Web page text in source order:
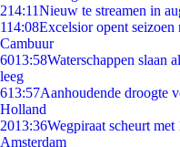
214:11Nieuw te streamen in
114:08Excelsior opent
Cambuur
6013:58Waterschappen slaan
leeg
613:57Aanhoudende droogte
Holland
2013:36Wegpiraat scheurt
Amsterdam